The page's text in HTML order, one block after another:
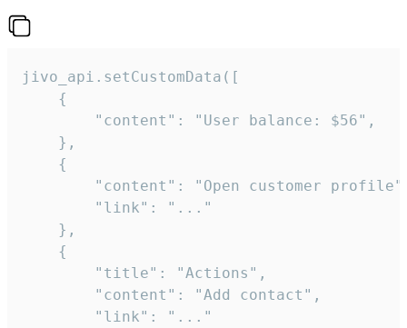
jivo_api.setCustomData([
    {
        "content": "User balance: $56",
    },
    {
"content": "Open customer
        "link": "..."
    },
    {
        "title": "Actions",
        "content": "Add contact",
        "link": "..."